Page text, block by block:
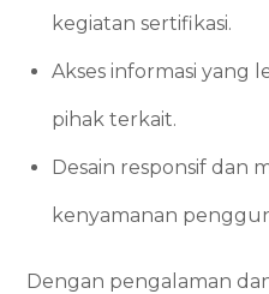
kegiatan sertifikasi.
Akses informasi yang
pihak terkait.
Desain responsif dan
kenyamanan
Dengan pengalaman